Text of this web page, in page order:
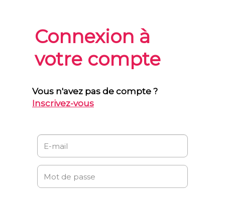
Connexion à
votre compte
Vous n'avez pas de compte ?
Inscrivez-vous